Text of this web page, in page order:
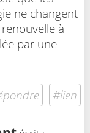
ne changent
à
par une
#lien